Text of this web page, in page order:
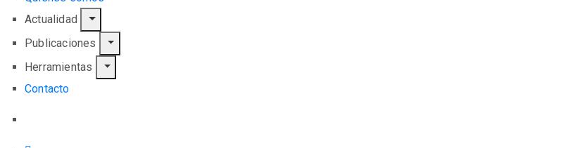
Actualidad
Publicaciones
Herramientas
Contacto